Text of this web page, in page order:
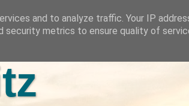
and to analyze traffic. Your IP
security metrics to ensure quality of